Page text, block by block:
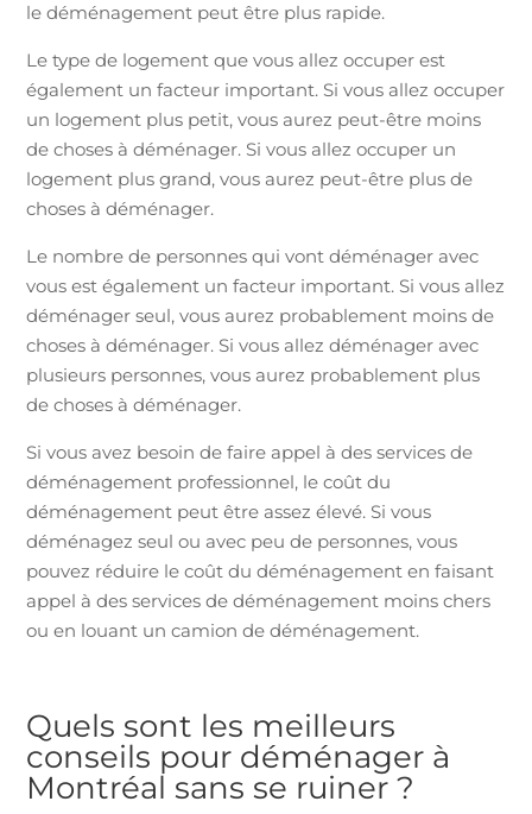
le déménagement peut être plus rapide.
Le type de logement que vous allez occuper est
également un facteur important. Si vous allez occuper
un logement plus petit, vous aurez peut-être moins
de choses à déménager. Si vous allez occuper un
logement plus grand, vous aurez peut-être plus de
choses à déménager.
Le nombre de personnes qui vont déménager avec
vous est également un facteur important. Si vous allez
déménager seul, vous aurez probablement moins de
choses à déménager. Si vous allez déménager avec
plusieurs personnes, vous aurez probablement plus
de choses à déménager.
Si vous avez besoin de faire appel à des services de
déménagement professionnel, le coût du
déménagement peut être assez élevé. Si vous
déménagez seul ou avec peu de personnes, vous
pouvez réduire le coût du déménagement en faisant
appel à des services de déménagement moins chers
ou en louant un camion de déménagement.
Quels sont les meilleurs
conseils pour déménager à
Montréal sans se ruiner ?